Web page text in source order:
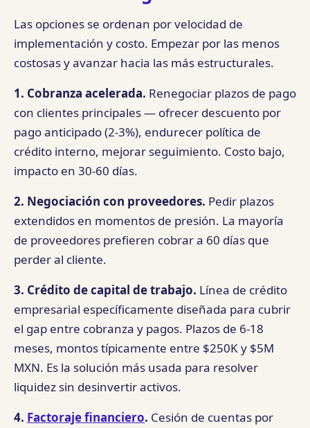
Las opciones se ordenan por velocidad de
implementación y costo. Empezar por las menos
costosas y avanzar hacia las más estructurales.
1. Cobranza acelerada. Renegociar plazos de pago
con clientes principales — ofrecer descuento por
pago anticipado (2-3%), endurecer política de
crédito interno, mejorar seguimiento. Costo bajo,
impacto en 30-60 días.
2. Negociación con proveedores. Pedir plazos
extendidos en momentos de presión. La mayoría
de proveedores prefieren cobrar a 60 días que
perder al cliente.
3. Crédito de capital de trabajo. Línea de crédito
empresarial específicamente diseñada para cubrir
el gap entre cobranza y pagos. Plazos de 6-18
meses, montos típicamente entre $250K y $5M
MXN. Es la solución más usada para resolver
liquidez sin desinvertir activos.
4. Factoraje financiero. Cesión de cuentas por